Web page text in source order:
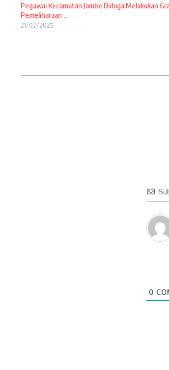
Pegawai Kecamatan Jambe Diduga Melakukan
Pemeliharaan ...
21/02/2025
0